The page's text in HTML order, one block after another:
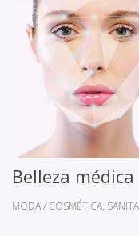
Belleza
MODA / COSMÉTICA